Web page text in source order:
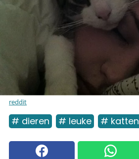
reddit
# dieren # leuke # katten